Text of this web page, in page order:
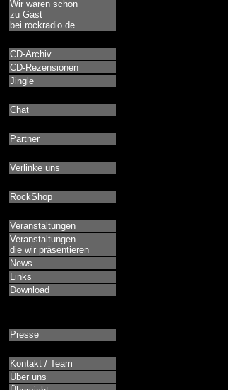
Wir waren schon
zu Gast
bei rockradio.de
CD-Archiv
CD-Rezensionen
Jingle
Chat
Partner
Verlinke uns
RockShop
Veranstaltungen
Veranstaltungen
die wir präsentieren
News
Links
Download
Presse
Kontakt / Team
Über uns